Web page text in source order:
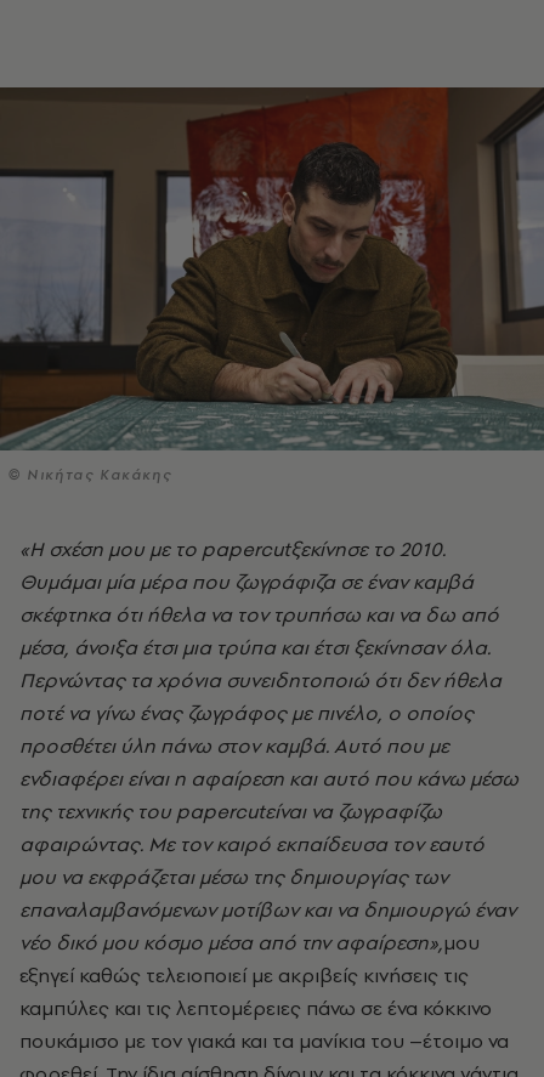
© Νικήτας Κακάκης
«Η σχέση μου με το papercutξεκίνησε το 2010.
Θυμάμαι μία μέρα που ζωγράφιζα σε έναν καμβά
σκέφτηκα ότι ήθελα να τον τρυπήσω και να δω από
μέσα, άνοιξα έτσι μια τρύπα και έτσι ξεκίνησαν όλα.
Περνώντας τα χρόνια συνειδητοποιώ ότι δεν ήθελα
ποτέ να γίνω ένας ζωγράφος με πινέλο, ο οποίος
προσθέτει ύλη πάνω στον καμβά. Αυτό που με
ενδιαφέρει είναι η αφαίρεση και αυτό που κάνω μέσω
της τεχνικής του papercutείναι να ζωγραφίζω
αφαιρώντας. Με τον καιρό εκπαίδευσα τον εαυτό
μου να εκφράζεται μέσω της δημιουργίας των
επαναλαμβανόμενων μοτίβων και να δημιουργώ έναν
νέο δικό μου κόσμο μέσα από την αφαίρεση»,μου
εξηγεί καθώς τελειοποιεί με ακριβείς κινήσεις τις
καμπύλες και τις λεπτομέρειες πάνω σε ένα κόκκινο
πουκάμισο με τον γιακά και τα μανίκια του –έτοιμο να